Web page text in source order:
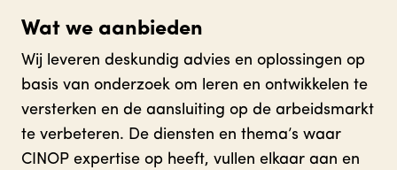
Wat we aanbieden
Wij leveren deskundig advies en oplossingen op
basis van onderzoek om leren en ontwikkelen te
versterken en de aansluiting op de arbeidsmarkt
te verbeteren. De diensten en thema’s waar
CINOP expertise op heeft, vullen elkaar aan en